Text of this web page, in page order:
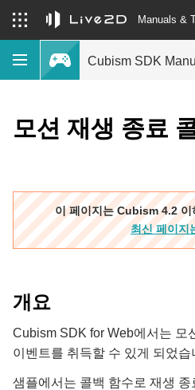
Manuals &
Cubism SDK
모션 재생 종료
이 페이지는 Cubism 4.2 이
최신 페이지
개요
Cubism SDK for Web에서는 모
이벤트를 취득할 수 있게 되었습
샘플에서는 콜백 함수로 재생